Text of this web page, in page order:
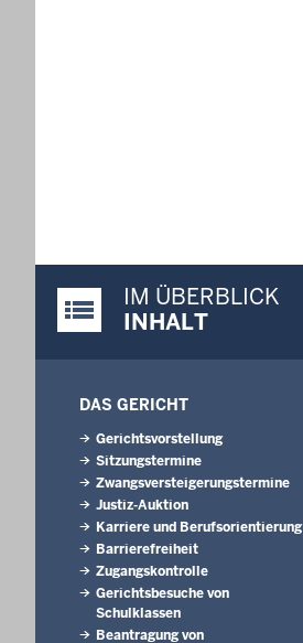
Justiz-Portal im Überblick:
IM ÜBERBLICK
INHALT
DAS GERICHT
Gerichtsvorstellung
Sitzungstermine
Zwangsversteigerungs­termine
Justiz-Auktion
Karriere und Berufsorientierung
Barrierefreiheit
Zugangskontrolle
Gerichtsbesuche von
Schulklassen
Beantragung von